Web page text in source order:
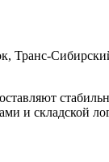
и складской